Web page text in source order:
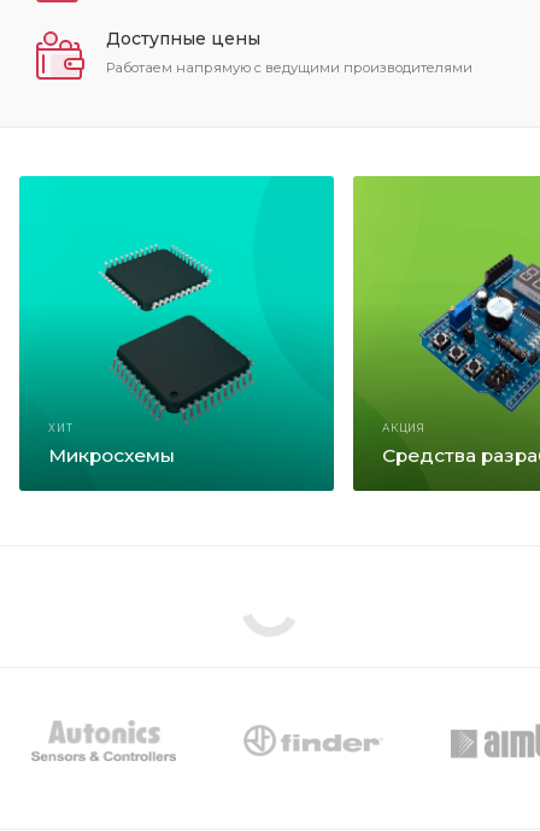
Доступные цены
Работаем напрямую с ведущими производителями
ХИТ
Микросхемы
АКЦИЯ
Средства